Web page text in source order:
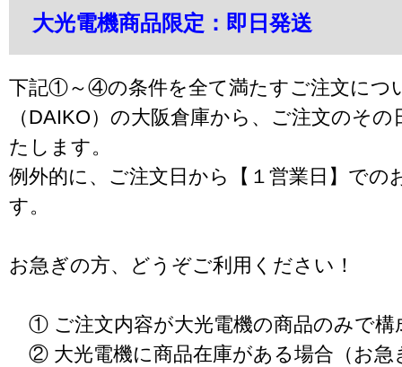
大光電機商品限定：即日発送
下記①～④の条件を全て満たすご注文につ
（DAIKO）の大阪倉庫から、ご注文のそ
たします。
例外的に、ご注文日から【１営業日】での
す。
お急ぎの方、どうぞご利用ください！
① ご注文内容が大光電機の商品のみで構
② 大光電機に商品在庫がある場合（お急